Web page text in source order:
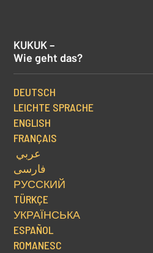
KUKUK –
Wie geht das?
DEUTSCH
LEICHTE SPRACHE
ENGLISH
FRANÇAIS
عربي
فارسی
РУССКИЙ
TÜRKÇE
УКРАЇНСЬКА
ESPAÑOL
ROMANESC